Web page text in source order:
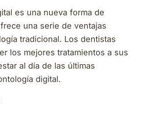
es una nueva forma de
una serie de ventajas
tradicional. Los dentistas
los mejores tratamientos a sus
al día de las últimas
digital.